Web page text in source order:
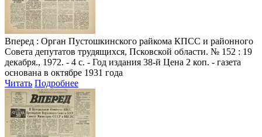
Вперед : Орган Пустошкинского райкома КПСС и районного
Совета депутатов трудящихся, Псковской области. № 152 : 19
декабря., 1972. - 4 с. - Год издания 38-й Цена 2 коп. - газета
основана в октябре 1931 года
Читать Подробнее